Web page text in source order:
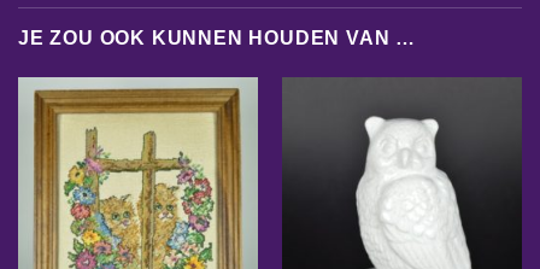
JE ZOU OOK KUNNEN HOUDEN VAN …